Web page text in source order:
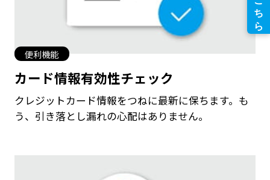
カード情報有効性チェック
便利機能
クレジットカード情報をつねに最新に保ちます。も
う、引き落とし漏れの心配はありません。